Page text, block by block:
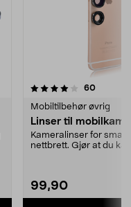
60
Mobiltilbehør øvrig
Linser til
Kameralinser for
nettbrett. Gjør at du
99,90